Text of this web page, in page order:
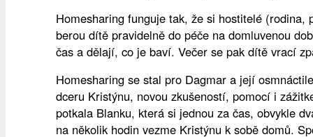
Homesharing funguje tak, že si hostitelé (rodina,
berou dítě pravidelně do péče na domluvenou
čas a dělají, co je baví. Večer se pak dítě vrací
Homesharing se stal pro Dagmar a její
dceru Kristýnu, novou zkušeností, pomocí i
potkala Blanku, která si jednou za čas, obvykle
na několik hodin vezme Kristýnu k sobě domů.